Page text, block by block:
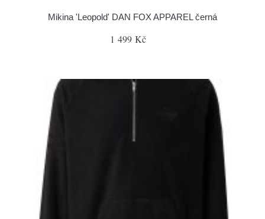
Mikina 'Leopold' DAN FOX APPAREL černá
1 499 Kč